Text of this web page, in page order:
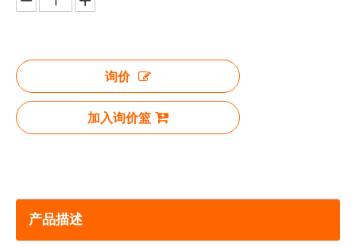
询价
加入询价篮
产品描述